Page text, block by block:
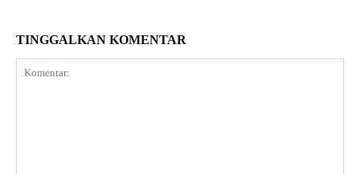
TINGGALKAN KOMENTAR